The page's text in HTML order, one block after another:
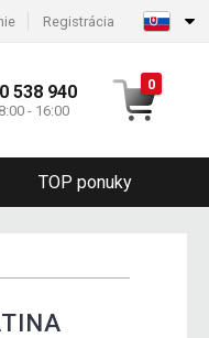
Registrácia
538 940
- 16:00
0
TOP ponuky